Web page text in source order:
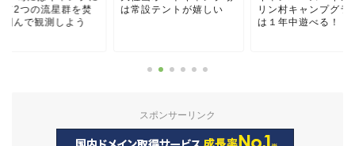
て2つの流星群を焚
囲んで観測しよう
は常設テントが嬉しい
リン村キャンプグラ
は１年中遊べる！
スポンサーリンク